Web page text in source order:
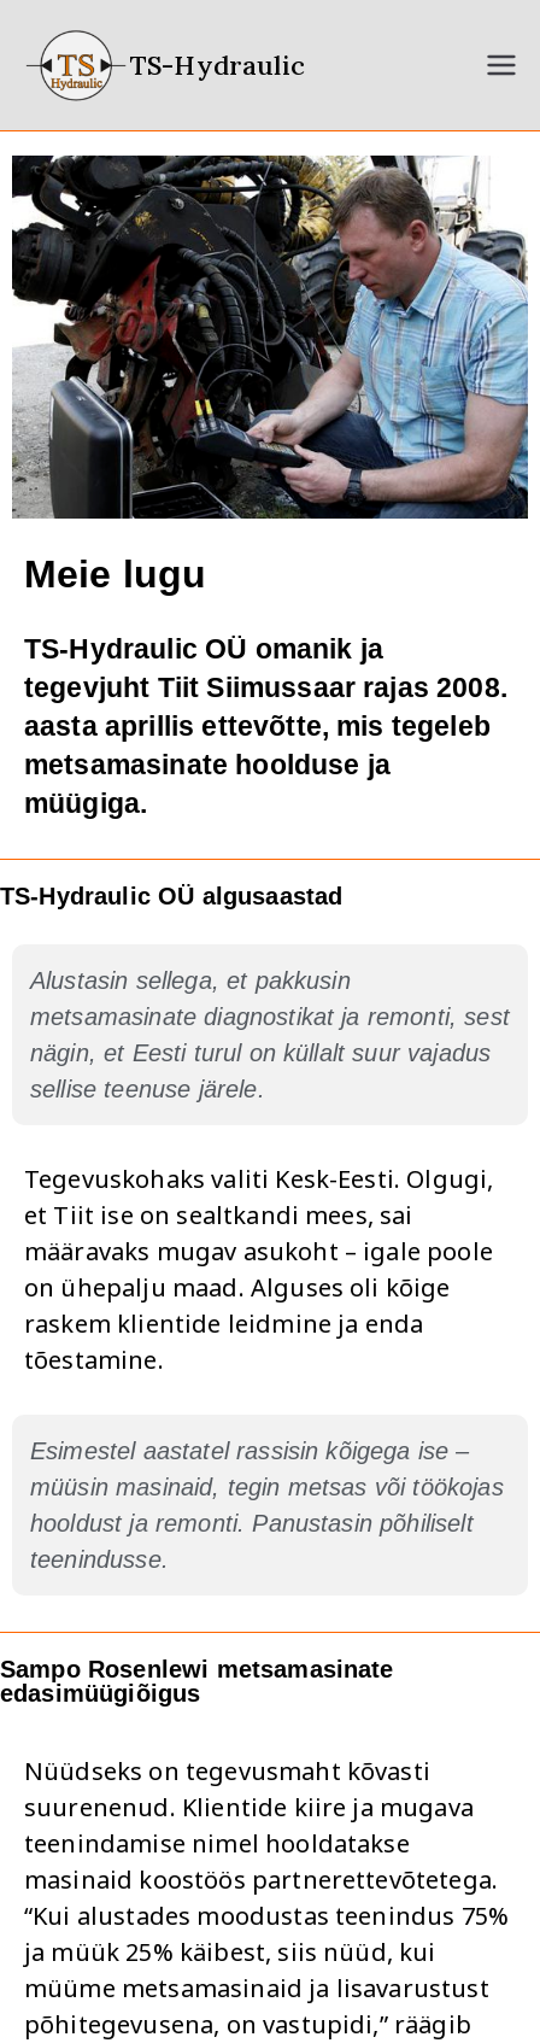
TS-Hydraulic
Meie lugu
TS-Hydraulic OÜ omanik ja
tegevjuht Tiit Siimussaar rajas 2008.
aasta aprillis ettevõtte, mis tegeleb
metsamasinate hoolduse ja
müügiga.
TS-Hydraulic OÜ algusaastad
Alustasin sellega, et pakkusin
metsamasinate diagnostikat ja remonti, sest
nägin, et Eesti turul on küllalt suur vajadus
sellise teenuse järele.
Tegevuskohaks valiti Kesk-Eesti. Olgugi,
et Tiit ise on sealtkandi mees, sai
määravaks mugav asukoht – igale poole
on ühepalju maad. Alguses oli kõige
raskem klientide leidmine ja enda
tõestamine.
Esimestel aastatel rassisin kõigega ise –
müüsin masinaid, tegin metsas või töökojas
hooldust ja remonti. Panustasin põhiliselt
teenindusse.
Sampo Rosenlewi metsamasinate
edasimüügiõigus
Nüüdseks on tegevusmaht kõvasti
suurenenud. Klientide kiire ja mugava
teenindamise nimel hooldatakse
masinaid koostöös partnerettevõtetega.
“Kui alustades moodustas teenindus 75%
ja müük 25% käibest, siis nüüd, kui
müüme metsamasinaid ja lisavarustust
põhitegevusena, on vastupidi,” räägib